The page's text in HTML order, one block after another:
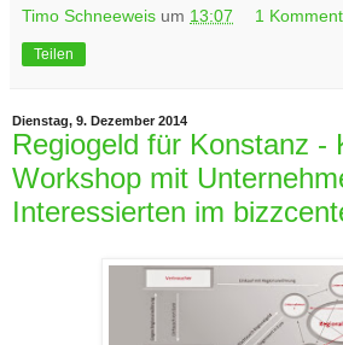
Timo Schneeweis um 13:07 1
Teilen
Dienstag, 9. Dezember 2014
Regiogeld für Konstanz -
Workshop mit
Interessierten im